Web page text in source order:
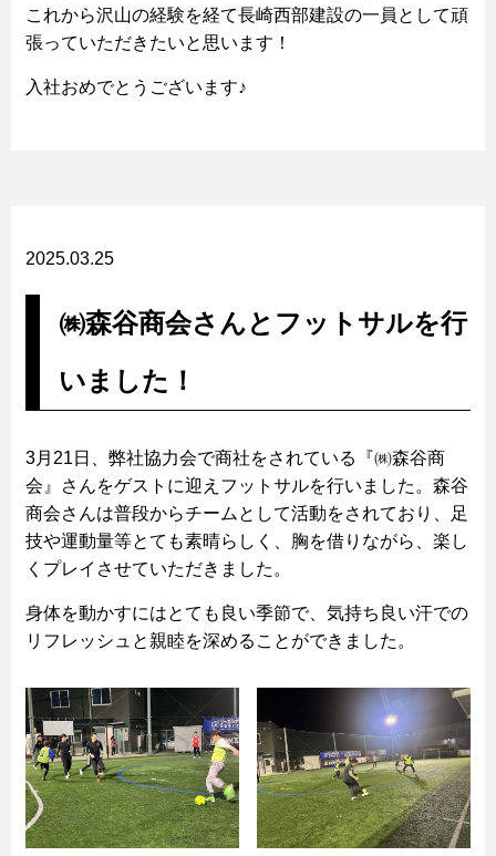
これから沢山の経験を経て長崎西部建設の一員として頑
張っていただきたいと思います！
入社おめでとうございます♪
2025.03.25
㈱森谷商会さんとフットサルを行
いました！
3月21日、弊社協力会で商社をされている『㈱森谷商
会』さんをゲストに迎えフットサルを行いました。森谷
商会さんは普段からチームとして活動をされており、足
技や運動量等とても素晴らしく、胸を借りながら、楽し
くプレイさせていただきました。
身体を動かすにはとても良い季節で、気持ち良い汗での
リフレッシュと親睦を深めることができました。